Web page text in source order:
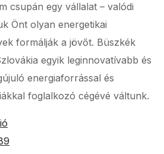
csupán egy vállalat – valódi
Önt olyan energetikai
formálják a jövőt. Büszkék
egyik leginnovatívabb és
energiaforrással és
foglalkozó cégévé váltunk.